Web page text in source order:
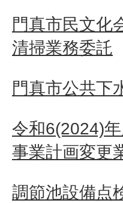
門真市民文化
清掃業務委託
門真市公共下
令和6(2024)
事業計画変更
調節池設備点